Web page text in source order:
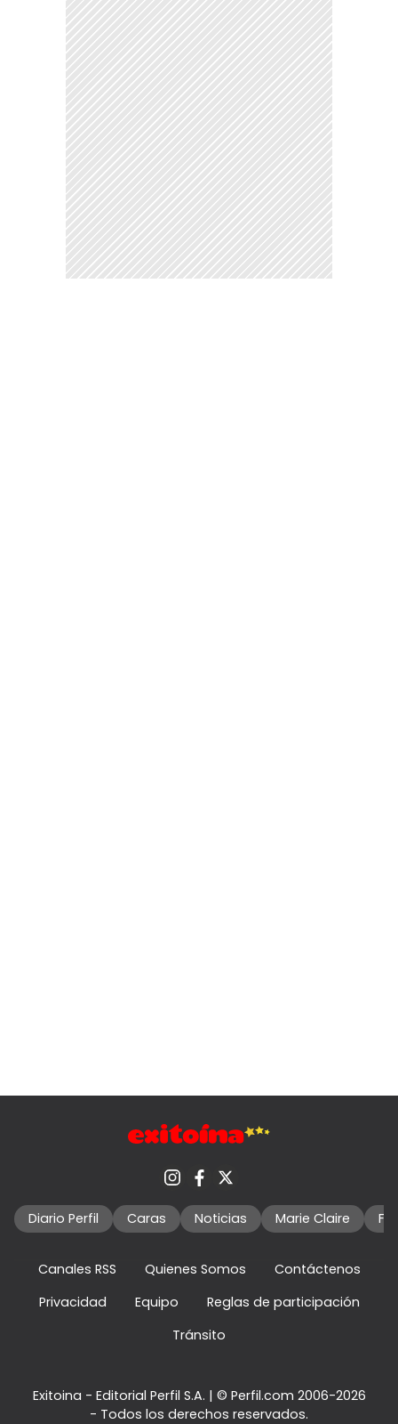
Diario Perfil Caras Noticias Marie Claire
Canales RSS Quienes Somos
Contáctenos
Privacidad
Equipo
Reglas de participación
Tránsito
Exitoina - Editorial Perfil S.A. | © Perfil.com 2006-2026
- Todos los derechos reservados.